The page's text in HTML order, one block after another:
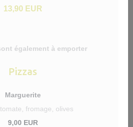
13,90 EUR
également à emporter
Pizzas
Marguerite
fromage, olives
9,00 EUR